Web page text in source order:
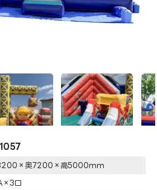
奥7200×高5000mm
口